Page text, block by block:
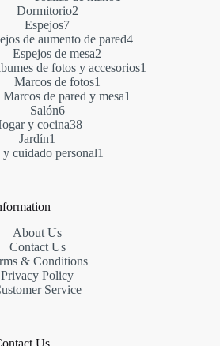
Dormitorio22
Espejos77
productos
de aumento de pared44
Espejos de mesa2
productos
de fotos y accesorios1
Marcos de fotos1
producto
Marcos de pared y mesa1
Salón66
productos
y cocina3838
Jardín1
producto
y cuidado personal1
About Us
Contact Us
& Conditions
Privacy Policy
Service